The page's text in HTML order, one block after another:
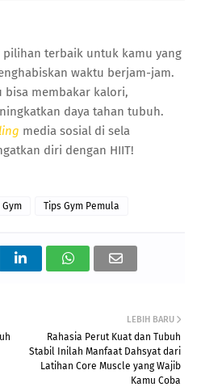
pilihan terbaik untuk kamu yang
waktu berjam-jam.
bisa membakar kalori,
daya tahan tubuh.
media sosial di sela
diri dengan HIIT!
Tips Gym Pemula
LEBIH BARU
Rahasia Perut Kuat dan Tubuh
Stabil Inilah Manfaat Dahsyat dari
Latihan Core Muscle yang Wajib
Kamu Coba